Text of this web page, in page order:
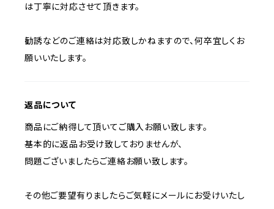
は丁寧に対応させて頂きます。
勧誘などのご連絡は対応致しかねますので、何卒宜しくお
願いいたします。
返品について
商品にご納得して頂いてご購入お願い致します。
基本的に返品お受け致しておりませんが、
問題ございましたらご連絡お願い致します。
その他ご要望有りましたらご気軽にメールにお受けいたし